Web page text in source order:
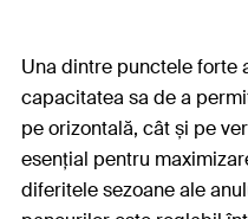
Una dintre punctele forte
capacitatea sa de a
pe orizontală, cât și pe
esențial pentru
diferitele sezoane ale